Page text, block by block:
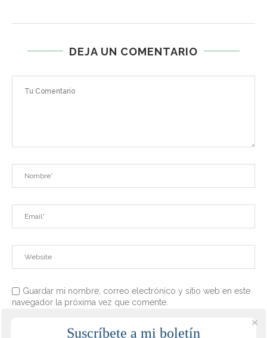
DEJA UN COMENTARIO
Guardar mi nombre, correo electrónico y sitio web en este
navegador la próxima vez que comente.
Suscríbete a mi boletín